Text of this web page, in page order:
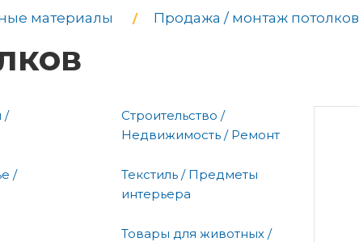
материалы Продажа / монтаж потолков
/
/
Строительство /
Недвижимость / Ремонт
Текстиль / Предметы
интерьера
Товары для животных /